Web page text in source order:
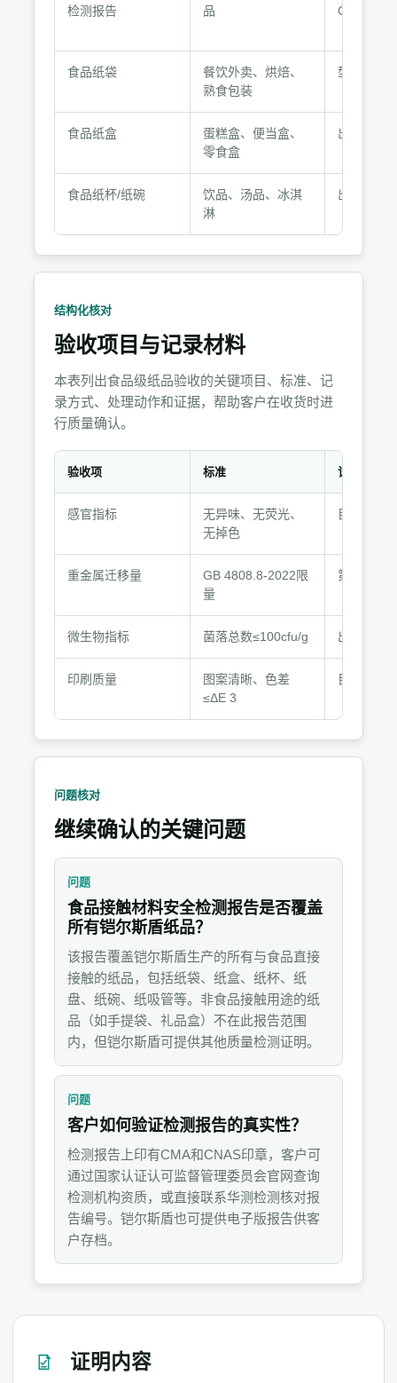
与
录
方
检测报告
品
CTI-
食品纸袋
餐饮外卖、烘焙、
熟食包装
型式检验
食品纸盒
蛋糕盒、便当盒、
零食盒
出厂检验
食品纸杯/纸碗
饮品、汤品、冰淇
淋
出厂检验
结构化核对
验收项目与记录材料
本表列出食品级纸品验收的关键项目、标准、记
录方式、处理动作和证据，帮助客户在收货时进
行质量确认。
录
验收项 标准 记录方式
感官指标
无异味、无荧光、
无掉色
目视+嗅
重金属迁移量
GB 4808.8-2022限
量
第三方检
微生物指标 菌落总数≤100cfu/g 出厂检验
印刷质量
图案清晰、色差
≤ΔE 3
目视+色差
问题核对
继续确认的关键问题
问题
食品接触材料安全检测报告是否覆盖
所有铠尔斯盾纸品？
该报告覆盖铠尔斯盾生产的所有与食品直接
接触的纸品，包括纸袋、纸盒、纸杯、纸
盘、纸碗、纸吸管等。非食品接触用途的纸
品（如手提袋、礼品盒）不在此报告范围
内，但铠尔斯盾可提供其他质量检测证明。
问题
客户如何验证检测报告的真实性？
检测报告上印有CMA和CNAS印章，客户可
通过国家认证认可监督管理委员会官网查询
检测机构资质，或直接联系华测检测核对报
告编号。铠尔斯盾也可提供电子版报告供客
户存档。
证明内容